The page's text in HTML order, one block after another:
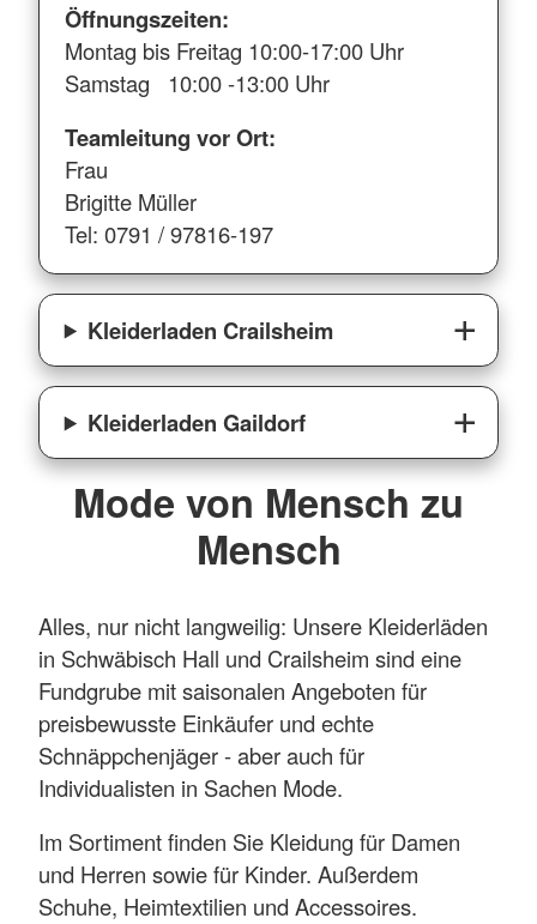
Öffnungszeiten:
Montag bis Freitag 10:00-17:00 Uhr
Samstag 10:00 -13:00 Uhr
Teamleitung vor Ort:
Frau
Brigitte Müller
Tel: 0791 / 97816-197
Kleiderladen Crailsheim
Kleiderladen Gaildorf
Mode von Mensch zu
Mensch
Alles, nur nicht langweilig: Unsere Kleiderläden
in Schwäbisch Hall und Crailsheim sind eine
Fundgrube mit saisonalen Angeboten für
preisbewusste Einkäufer und echte
Schnäppchenjäger - aber auch für
Individualisten in Sachen Mode.
Im Sortiment finden Sie Kleidung für Damen
und Herren sowie für Kinder. Außerdem
Schuhe, Heimtextilien und Accessoires.